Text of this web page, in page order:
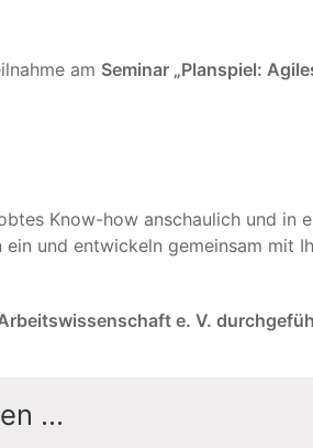
am Seminar „Planspiel:
Know-how anschaulich und in
und entwickeln gemeinsam mit
e. V.
...